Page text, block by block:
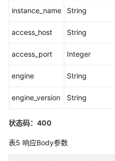
荐）
查
实
例
instance_name String
access_host String
access_port Integer
engine String
engine_version String
状态码：400
表5 响应Body参数